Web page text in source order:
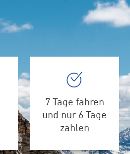
7 Tage fahren
und nur 6 Tage
zahlen